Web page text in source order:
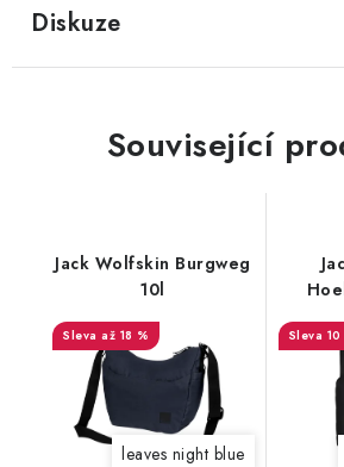
Diskuze
Související
Jack Wolfskin Burgweg
10l
až 18 %
leaves night blue